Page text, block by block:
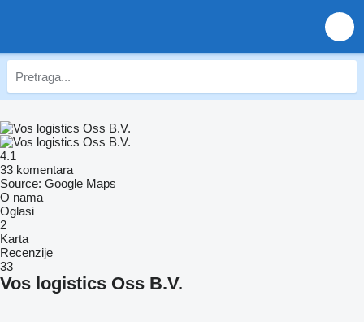
4.1
33 komentara
Source: Google Maps
O nama
Oglasi
2
Karta
Recenzije
33
Vos logistics Oss B.V.